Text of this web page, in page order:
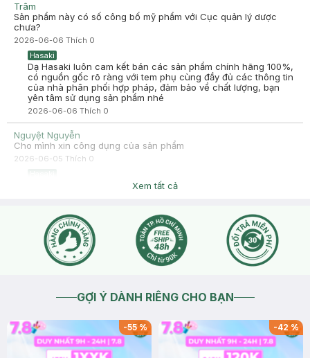
Trâm
Sản phẩm này có số công bố mỹ phẩm với Cục quản lý dược
chưa?
2026-06-06 Thích 0
Hasaki
Dạ Hasaki luôn cam kết bán các sản phẩm chính hãng 100%,
có nguồn gốc rõ ràng với tem phụ cùng đầy đủ các thông tin
của nhà phân phối hợp pháp, đảm bảo về chất lượng, bạn
yên tâm sử dụng sản phẩm nhé
2026-06-06 Thích 0
Nguyệt Nguyễn
Cho mình xin công dụng của sản phẩm
2026-06-05 Thích 0
Hasaki chào bạn ,để tiện hỗ trợ hơn cho bạn , bạn vào mục
Xem tất cả
GỢI Ý DÀNH RIÊNG CHO BẠN
-55% -42%